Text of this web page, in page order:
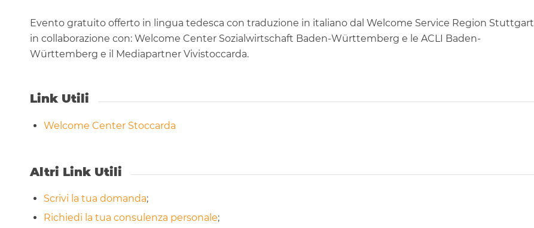
Evento gratuito offerto in lingua tedesca con traduzione in italiano dal Welcome Service Region Stuttgart
in collaborazione con: Welcome Center Sozialwirtschaft Baden-Württemberg e le ACLI Baden-
Württemberg e il Mediapartner Vivistoccarda.
Link Utili
Welcome Center Stoccarda
Altri Link Utili
Scrivi la tua domanda;
Richiedi la tua consulenza personale;